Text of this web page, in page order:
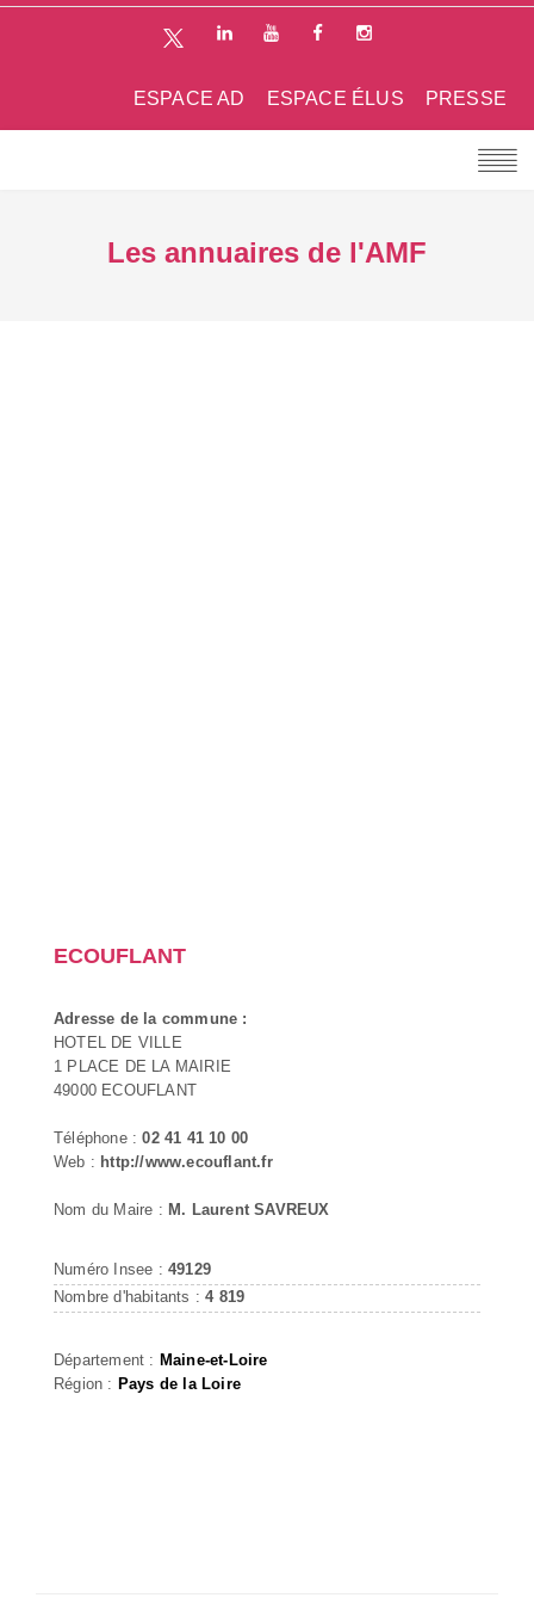
PRESSE
ESPACE ÉLUS
ESPACE AD
Les annuaires de l'AMF
ECOUFLANT
Adresse de la commune :
HOTEL DE VILLE
1 PLACE DE LA MAIRIE
49000 ECOUFLANT
Téléphone :02 41 41 10 00
Web : http://www.ecouflant.fr
Nom du Maire : M. Laurent SAVREUX
Numéro Insee : 49129
Nombre d'habitants :4 819
Département : Maine-et-Loire
Région : Pays de la Loire